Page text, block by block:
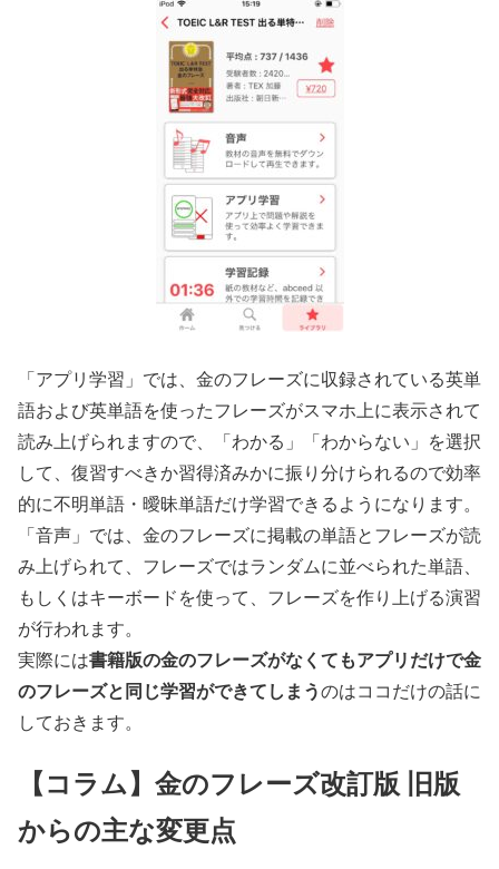
「アプリ学習」では、金のフレーズに収録されている英単
語および英単語を使ったフレーズがスマホ上に表示されて
読み上げられますので、「わかる」「わからない」を選択
して、復習すべきか習得済みかに振り分けられるので効率
的に不明単語・曖昧単語だけ学習できるようになります。
「音声」では、金のフレーズに掲載の単語とフレーズが読
み上げられて、フレーズではランダムに並べられた単語、
もしくはキーボードを使って、フレーズを作り上げる演習
が行われます。
実際には書籍版の金のフレーズがなくてもアプリだけで金
のフレーズと同じ学習ができてしまうのはココだけの話に
しておきます。
【コラム】金のフレーズ改訂版 旧版
からの主な変更点